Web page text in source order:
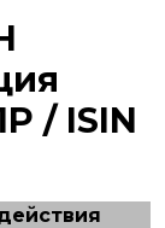
/ ISIN